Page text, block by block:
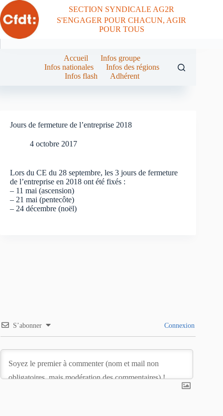
Passer
au
contenu
SECTION SYNDICALE AG2R
S'ENGAGER POUR CHACUN, AGIR
POUR TOUS
Accueil
Infos groupe
Infos nationales
Infos des régions
Infos flash
Adhérent
Jours de fermeture de l’entreprise 2018
4 octobre 2017
Lors du CE du 28 septembre, les 3 jours de fermeture
de l’entreprise en 2018 ont été fixés :
– 11 mai (ascension)
– 21 mai (pentecôte)
– 24 décembre (noël)
S’abonner Connexion